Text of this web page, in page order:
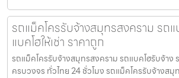
รถแม็คโครรับจ้างสมุทรสงคราม รถแ
แบคโฮให้เช่า ราคาถูก
รถแม็คโครรับจ้างสมุทรสงคราม รถแบคโฮรับจ้าง
ครบวงจร ทั่วไทย 24 ชั่วโมง รถแม็คโครรับจ้างสมุ